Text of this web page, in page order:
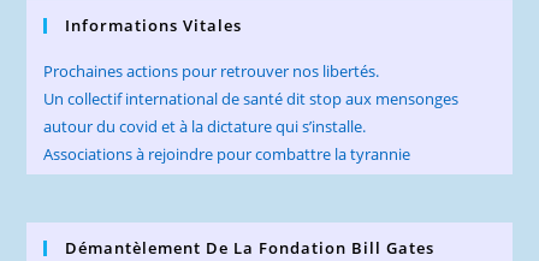
Informations Vitales
Prochaines actions pour retrouver nos libertés.
Un collectif international de santé dit stop aux mensonges
autour du covid et à la dictature qui s’installe.
Associations à rejoindre pour combattre la tyrannie
Démantèlement De La Fondation Bill Gates